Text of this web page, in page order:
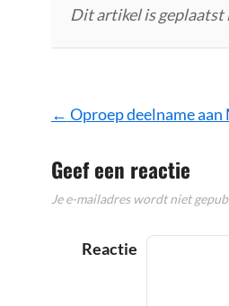
Dit artikel is geplaatst
Bericht
← Oproep deelname
Geef een reactie
Je e-mailadres wordt niet
Reactie